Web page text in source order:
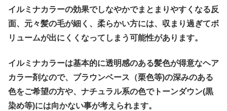
イルミナカラーの効果でしなやかでまとまりやすくなる反
面、元々髪の毛が細く、柔らかい方には、収まり過ぎてボ
リュームが出にくくなってしまう可能性があります。
イルミナカラーは基本的に透明感のある髪色が得意なヘア
カラー剤なので、ブラウンベース（栗色等)の深みのある
色をご希望の方や、ナチュラル系の色でトーンダウン(黒
染め等)には向かない事が考えられます。